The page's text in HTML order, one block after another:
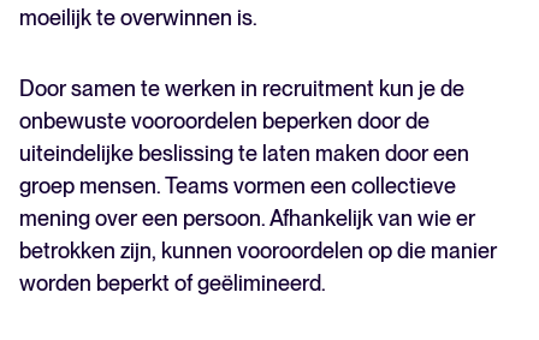
moeilijk te overwinnen is.
Door samen te werken in recruitment kun je de
onbewuste vooroordelen beperken door de
uiteindelijke beslissing te laten maken door een
groep mensen. Teams vormen een collectieve
mening over een persoon. Afhankelijk van wie er
betrokken zijn, kunnen vooroordelen op die manier
worden beperkt of geëlimineerd.